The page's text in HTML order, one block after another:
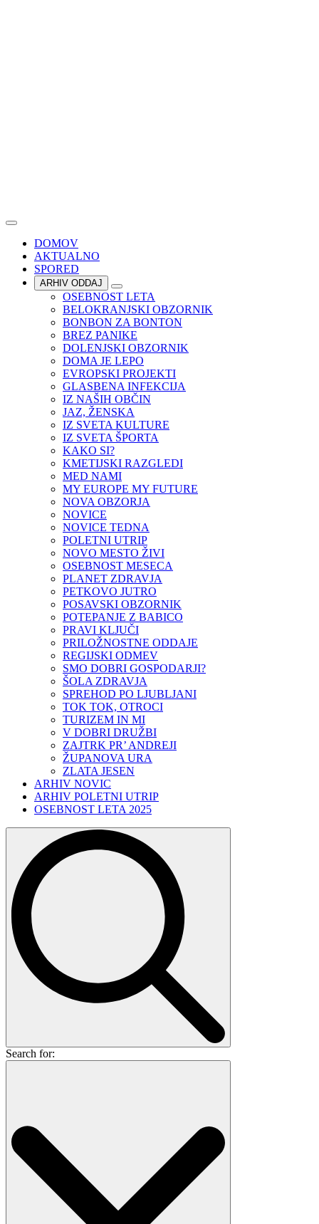
DOMOV
AKTUALNO
SPORED
ARHIV ODDAJ
OSEBNOST LETA
BELOKRANJSKI OBZORNIK
BONBON ZA BONTON
BREZ PANIKE
DOLENJSKI OBZORNIK
DOMA JE LEPO
EVROPSKI PROJEKTI
GLASBENA INFEKCIJA
IZ NAŠIH OBČIN
JAZ, ŽENSKA
IZ SVETA KULTURE
IZ SVETA ŠPORTA
KAKO SI?
KMETIJSKI RAZGLEDI
MED NAMI
MY EUROPE MY FUTURE
NOVA OBZORJA
NOVICE
NOVICE TEDNA
POLETNI UTRIP
NOVO MESTO ŽIVI
OSEBNOST MESECA
PLANET ZDRAVJA
PETKOVO JUTRO
POSAVSKI OBZORNIK
POTEPANJE Z BABICO
PRAVI KLJUČI
PRILOŽNOSTNE ODDAJE
REGIJSKI ODMEV
SMO DOBRI GOSPODARJI?
ŠOLA ZDRAVJA
SPREHOD PO LJUBLJANI
TOK TOK, OTROCI
TURIZEM IN MI
V DOBRI DRUŽBI
ZAJTRK PR’ ANDREJI
ŽUPANOVA URA
ZLATA JESEN
ARHIV NOVIC
ARHIV POLETNI UTRIP
OSEBNOST LETA 2025
Search for: